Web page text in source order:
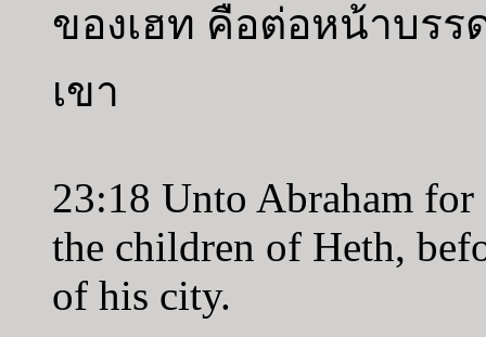
ของเฮท คือต่อหน้าบรร
เขา
23:18 Unto Abraham for
the children of Heth,
of his city.